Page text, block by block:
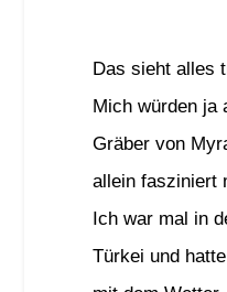
Das sieht alles
Mich würden ja
Gräber von
allein fasziniert
Ich war mal in
Türkei und